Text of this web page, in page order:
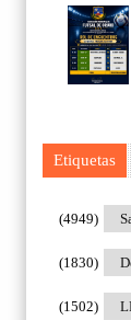
Etiquetas
(4949)
(1830)
(1502)